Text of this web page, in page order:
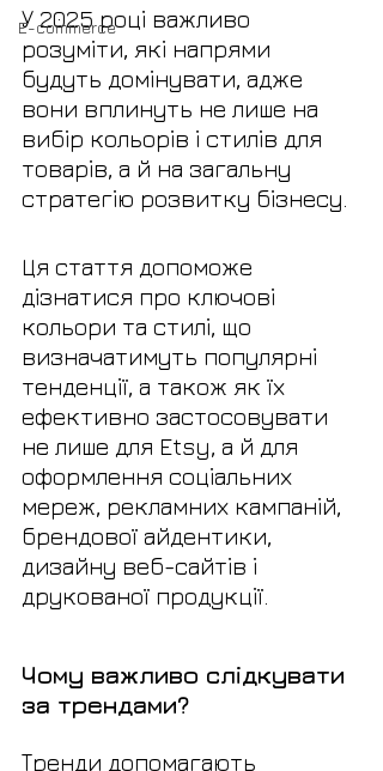
E-commerce
У 2025 році важливо
розуміти, які напрями
будуть домінувати, адже
вони вплинуть не лише на
вибір кольорів і стилів для
товарів, а й на загальну
стратегію розвитку бізнесу.
Ця стаття допоможе
дізнатися про ключові
кольори та стилі, що
визначатимуть популярні
тенденції, а також як їх
ефективно застосовувати
не лише для Etsy, а й для
оформлення соціальних
мереж, рекламних кампаній,
брендової айдентики,
дизайну веб-сайтів і
друкованої продукції.
Чому важливо слідкувати
за трендами?
Тренди допомагають